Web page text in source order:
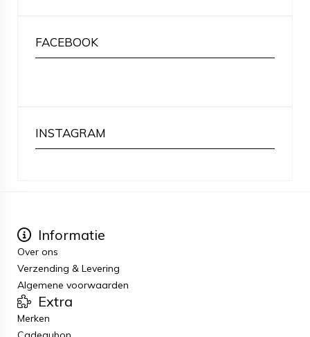
FACEBOOK
INSTAGRAM
Informatie
Over ons
Verzending & Levering
Algemene voorwaarden
Extra
Merken